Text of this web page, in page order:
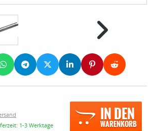
IN DEN
WARENKORB
1-3 Werktage